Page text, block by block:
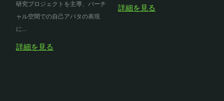
研究プロジェクトを主導、バーチ
ャル空間での自己アバタの表現
に...
詳細を見る
詳細を見る